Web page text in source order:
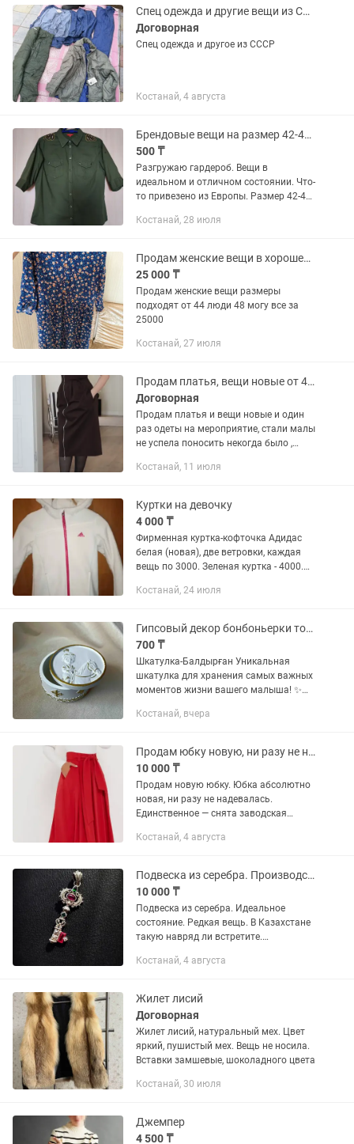
кожзам,и др.) Без примерок,продаю...Спец одежда и другие вещи из СССР
Договорная
Спец одежда и другое из СССР
Костанай, 4 августа
Брендовые вещи на размер 42-44 Блузка
500 ₸
Разгружаю гардероб. Вещи в
идеальном и отличном состоянии. Что-
то привезено из Европы. Размер 42-44.
за вещь. Блузка новая 2 тыс. Всё
Костанай, 28 июля
Продам женские вещи в хорошем состоянии
25 000 ₸
Продам женские вещи размеры
подходят от 44 люди 48 могу все за
25000
Костанай, 27 июля
Продам платья, вещи новые от 46 до 54 размеров
Договорная
Продам платья и вещи новые и один
раз одеты на мероприятие, стали малы
не успела поносить некогда было ,
Костанай, 11 июля
Куртки на девочку
4 000 ₸
Фирменная куртка-кофточка Адидас
белая (новая), две ветровки, каждая
вещь по 3000. Зеленая куртка - 4000.
недолго и очень аккуратно.
Костанай, 24 июля
Гипсовый декор бонбоньерки тойбастар
700 ₸
Шкатулка-Балдырған Уникальная
шкатулка для хранения самых важных
моментов жизни вашего малыша! ✨
уникальная шкатулка для хранения
Костанай, вчера
Продам юбку новую, ни разу не надевалась
10 000 ₸
Продам новую юбку. Юбка абсолютно
новая, ни разу не надевалась.
Единственное — снята заводская
размер, оказалась немного
Костанай, 4 августа
Подвеска из серебра. Производство Мальдивы
10 000 ₸
Подвеска из серебра. Идеальное
состояние. Редкая вещь. В Казахстане
такую навряд ли встретите.
британском онлайн магазине стоила
Костанай, 4 августа
Жилет лисий
Договорная
Жилет лисий, натуральный мех. Цвет
яркий, пушистый мех. Вещь не носила.
Вставки замшевые, шоколадного цвета
Костанай, 30 июля
Джемпер
4 500 ₸